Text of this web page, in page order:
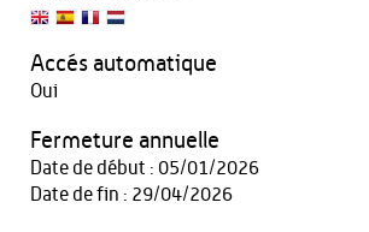
Accés automatique
Oui
Fermeture annuelle
Date de début : 05/01/2026
Date de fin : 29/04/2026